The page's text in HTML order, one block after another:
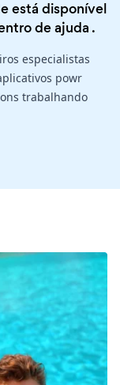
está disponível
de ajuda .
especialistas
powr
trabalhando